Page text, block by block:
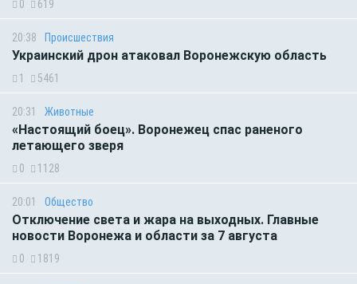
0 619
20:38 Происшествия
Украинский дрон атаковал Воронежскую область
1 5461
20:31 Животные
«Настоящий боец». Воронежец спас раненого
летающего зверя
0 1128
20:01 Общество
Отключение света и жара на выходных. Главные
новости Воронежа и области за 7 августа
0 1819